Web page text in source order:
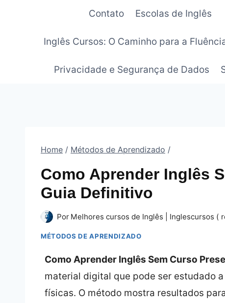
Contato Escolas de Inglês
Inglês Cursos: O Caminho para a
Privacidade e Segurança de Dados
Home / Métodos de Aprendizado /
Como Aprender Inglês
Guia Definitivo
Por Melhores cursos de Inglês | Inglescursos (
MÉTODOS DE APRENDIZADO
Como Aprender Inglês Sem Curso
material digital que pode ser estudado
físicas. O método mostra resultados